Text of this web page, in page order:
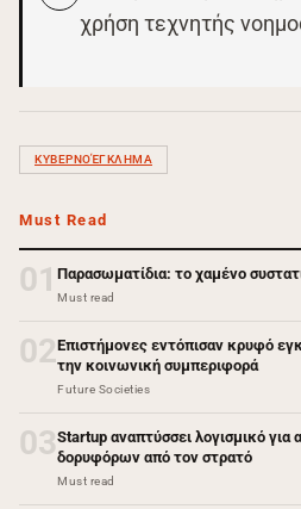
χρήση τεχνητής
ΚΥΒΕΡΝΟΈΓΚΛΗΜΑ
Must Read
01 Παρασωματίδια: το χαμένο
Must read
02Επιστήμονες εντόπισαν κρυφό
την κοινωνική συμπεριφορά
Future Societies
03Startup αναπτύσσει λογισμικό για
δορυφόρων από τον στρατό
Must read